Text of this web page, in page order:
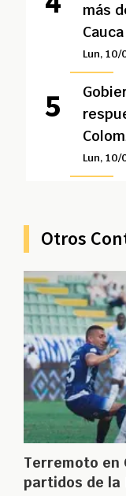
más
Lun, 10/
Lun, 10/
Otros
Terremoto en
partidos de la